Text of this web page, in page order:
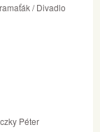
/ Divadlo
Péter